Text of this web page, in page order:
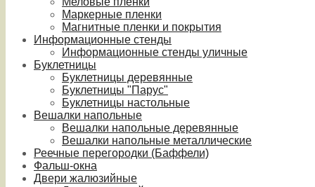
Маркерные пленки
Магнитные пленки и покрытия
Информационные стенды
Информационные стенды уличные
Буклетницы
Буклетницы деревянные
Буклетницы "Парус"
Буклетницы настольные
Вешалки напольные
Вешалки напольные деревянные
Вешалки напольные металлические
Реечные перегородки (Баффели)
Фальш-окна
Двери жалюзийные